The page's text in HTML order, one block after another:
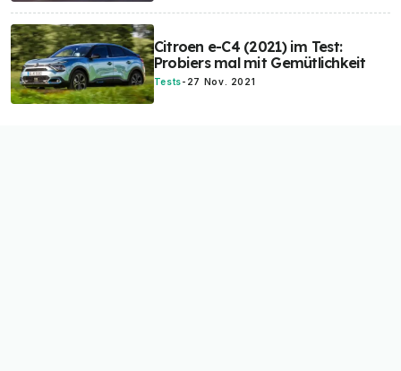
Citroen e-C4 (2021) im Test:
Probiers mal mit Gemütlichkeit
Tests- 27 Nov. 2021